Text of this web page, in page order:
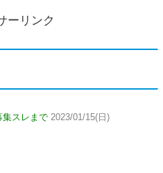
ーリンク
スレまで 2023/01/15(日)